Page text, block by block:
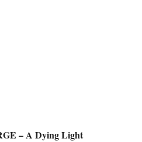
– A Dying Light